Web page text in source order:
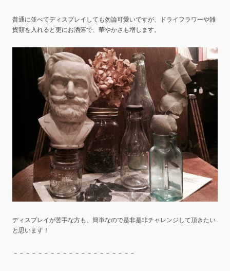
普通に並べてディスプレイしても勿論可愛いですが、ドライフラワーや雑
貨類を入れると更にお洒落で、華やかさも増します。
ディスプレイが苦手な方も、簡単なので是非是非チャレンジして頂きたい
と思います！
－－－－－－－－－－－－－－－－－－－－